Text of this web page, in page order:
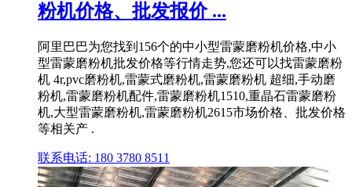
粉机价格、批发报价 ...
阿里巴巴为您找到156个的中小型雷蒙磨粉机价格,中小
型雷蒙磨粉机批发价格等行情走势,您还可以找雷蒙磨粉
机 4r,pvc磨粉机,雷蒙式磨粉机,雷蒙磨粉机 超细,手动磨
粉机,雷蒙磨粉机配件,雷蒙磨粉机1510,重晶石雷蒙磨粉
机,大型雷蒙磨粉机,雷蒙磨粉机2615市场价格、批发价格
等相关产 .
联系电话: 180 3780 8511